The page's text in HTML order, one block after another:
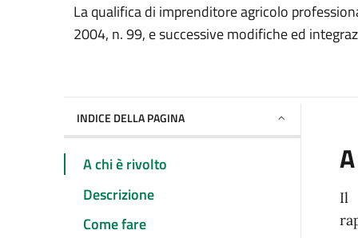
La qualifica di imprenditore agricolo
2004, n. 99, e successive modifiche ed
INDICE DELLA PAGINA
A chi è rivolto
Descrizione
Come fare
Il